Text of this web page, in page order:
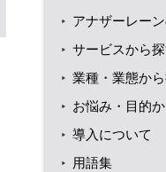
アナザーレー
サービスから
業種・業態か
お悩み・目的
導入について
用語集